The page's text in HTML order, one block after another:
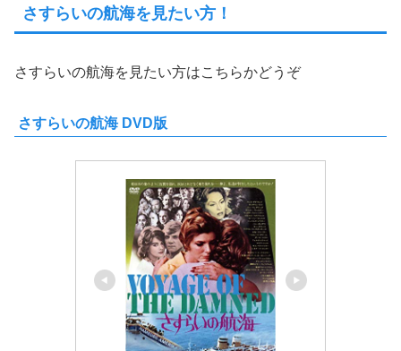
さすらいの航海を見たい方！
さすらいの航海を見たい方はこちらかどうぞ
さすらいの航海 DVD版